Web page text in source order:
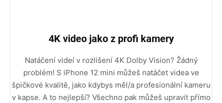
4K video jako z profi kamery
Natáčení videí v rozlišení 4K Dolby Vision? Žádný
problém! S iPhone 12 mini můžeš natáčet videa ve
špičkové kvalitě, jako kdybys měl/a profesionální kameru
v kapse. A to nejlepší? Všechno pak můžeš upravit přímo